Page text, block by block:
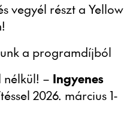
vegyél részt a Yellow
a programdíjból
nélkül! – Ingyenes
2026. március 1-